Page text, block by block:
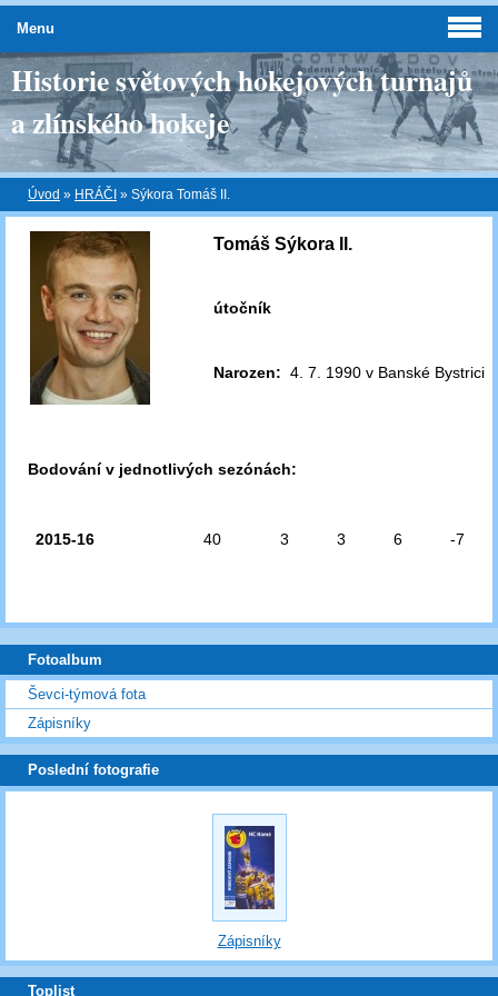
Historie světových hokejových turnajů
a zlínského hokeje
Úvod » HRÁČI » Sýkora Tomáš II.
Tomáš Sýkora II.
útočník
Narozen: 4. 7. 1990 v Banské Bystrici
Bodování v jednotlivých sezónách:
2015-16 40 3 3 6 -7
Menu
Fotoalbum
Ševci-týmová fota
Zápisníky
Poslední fotografie
Zápisníky
Toplist